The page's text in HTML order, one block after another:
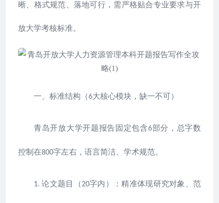
晰、格式规范、落地可行，需严格贴合专业要求与开
放大学考核标准。
一、标准结构（6大核心模块，缺一不可）
青岛开放大学开题报告固定包含6部分，总字数
控制在800字左右，语言简洁、学术规范。
1.论文题目（20字内）：精准体现研究对象、范